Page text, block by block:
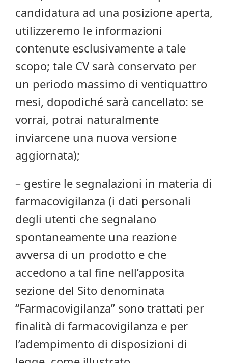
candidatura ad una posizione aperta,
utilizzeremo le informazioni
contenute esclusivamente a tale
scopo; tale CV sarà conservato per
un periodo massimo di ventiquattro
mesi, dopodiché sarà cancellato: se
vorrai, potrai naturalmente
inviarcene una nuova versione
aggiornata);
– gestire le segnalazioni in materia di
farmacovigilanza (i dati personali
degli utenti che segnalano
spontaneamente una reazione
avversa di un prodotto e che
accedono a tal fine nell’apposita
sezione del Sito denominata
“Farmacovigilanza” sono trattati per
finalità di farmacovigilanza e per
l’adempimento di disposizioni di